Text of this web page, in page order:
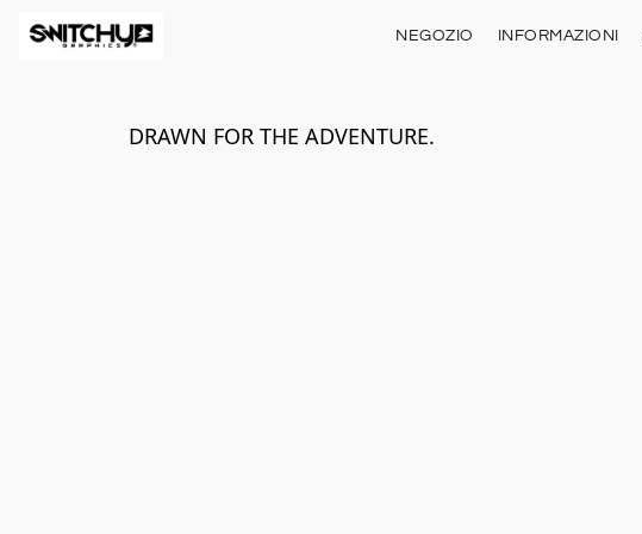
NEGOZIO INFORMAZIONI
DRAWN FOR THE ADVENTURE.